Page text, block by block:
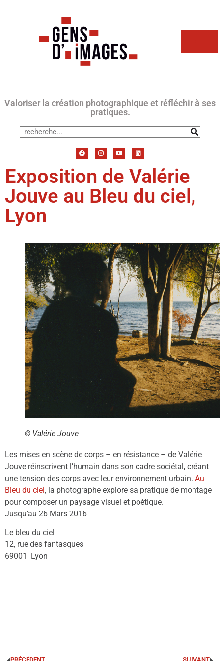
Valoriser la création photographique et réfléchir à ses
pratiques.
Exposition de Valérie
Jouve au Bleu du ciel,
Lyon
© Valérie Jouve
Les mises en scène de corps – en résistance – de Valérie
Jouve réinscrivent l’humain dans son cadre sociétal, créant
une tension des corps avec leur environnement urbain. Au
Bleu du ciel, la photographe explore sa pratique de montage
pour composer un paysage visuel et poétique.
Jusqu’au 26 Mars 2016
Le bleu du ciel
12, rue des fantasques
69001 Lyon
PRÉCÉDENT SUIVANT